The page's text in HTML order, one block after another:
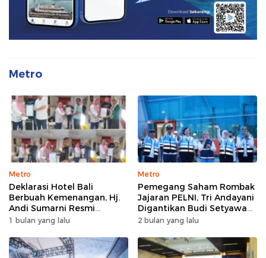
Metro
Metro
Deklarasi Hotel Bali
Berbuah Kemenangan, Hj.
Andi Sumarni Resmi
Nahkodai DPW FK PKBM
1 bulan yang lalu
Metro
Pemegang Saham Rombak
Jajaran PELNI, Tri Andayani
Digantikan Budi Setyawan
Wijaya sebagai Dirut
2 bulan yang lalu